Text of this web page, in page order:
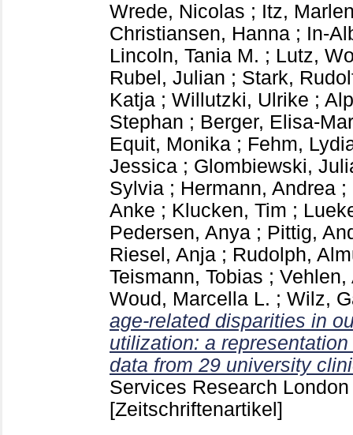
Wrede, Nicolas ; Itz,
Christiansen, Hanna ; In-
Lincoln, Tania M. ; Lutz,
Rubel, Julian ; Stark,
Katja ; Willutzki, Ulrike ;
Stephan ; Berger, Elisa-
Equit, Monika ; Fehm,
Jessica ; Glombiewski,
Sylvia ; Hermann, Andrea ;
Anke ; Klucken, Tim ;
Pedersen, Anya ; Pittig,
Riesel, Anja ; Rudolph,
Teismann, Tobias ; Vehlen,
Woud, Marcella L. ; Wilz,
age-related disparities in
utilization: a
data from 29 university
Services Research
[Zeitschriftenartikel]